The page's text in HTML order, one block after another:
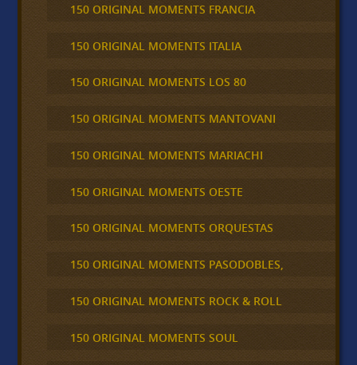
150 ORIGINAL MOMENTS FRANCIA
150 ORIGINAL MOMENTS ITALIA
150 ORIGINAL MOMENTS LOS 80
150 ORIGINAL MOMENTS MANTOVANI
150 ORIGINAL MOMENTS MARIACHI
150 ORIGINAL MOMENTS OESTE
150 ORIGINAL MOMENTS ORQUESTAS
150 ORIGINAL MOMENTS PASODOBLES,
150 ORIGINAL MOMENTS ROCK & ROLL
150 ORIGINAL MOMENTS SOUL